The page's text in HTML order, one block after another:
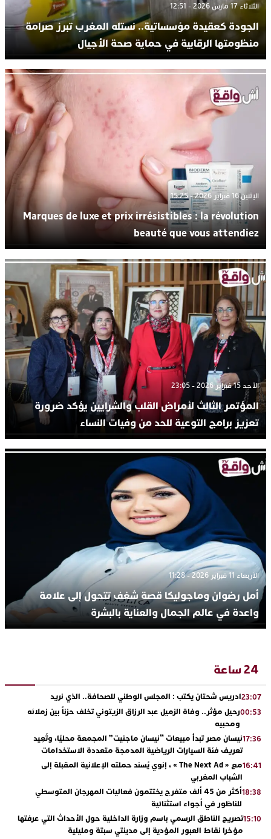
الثلاثاء 17 مارس 2026 - 12:51
الجودة كعقيدة مؤسساتية.. نستله المغرب تبرز صرامة
منظومتها الرقابية في حماية صحة الأجيال
الإثنين 16 فبراير 2026 - 15:25
Marques de luxe et prix irrésistibles : la révolution
beauté que vous attendiez
الأحد 15 فبراير 2026 - 23:05
المؤتمر الثالث لأمراض القلب والشرايين يؤكد ضرورة
تعزيز برامج التوعية للحد من وفيات النساء
الأربعاء 11 فبراير 2026 - 11:28
أمل رضوان وماجوليكا قصة شغف تتحول إلى علامة
واعدة في عالم الجمال والعناية بالبشرة
24 ساعة
23:07ادريس شحتان يكتب : المجلس الوطني للصحافة.. الذي نريد
00:53رحيل مؤثر.. وفاة الزميل عبد الرزاق الزيتوني تخلف حزناً بين زملائه
ومحبيه
17:36نيسان مصر تبدأ مبيعات “نيسان ماجنيت” المجمعة محليًا، وتُعِيد
تعريف فئة السيارات الرياضية المدمجة متعددة الاستخدامات
16:41
مع « The Next Ad » ، إنوي يُسند حملته الإعلانية المقبلة إلى
الشباب المغربي
18:38
أكثر من 45 ألف متفرج يختتمون فعاليات المهرجان المتوسطي
للناظور في أجواء استثنائية
15:10تصريح الناطق الرسمي باسم وزارة الداخلية حول الأحداث التي عرفتها
مؤخرا نقاط العبور المؤدية إلى مدينتي سبتة ومليلية